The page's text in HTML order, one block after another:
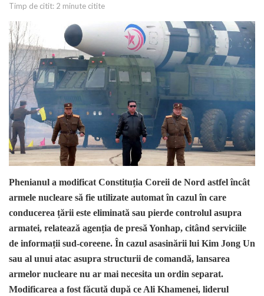
Timp de citit: 2 minute citite
Phenianul a modificat Constituția Coreii de Nord astfel încât
armele nucleare să fie utilizate automat în cazul în care
conducerea țării este eliminată sau pierde controlul asupra
armatei, relatează agenția de presă Yonhap, citând serviciile
de informații sud-coreene. În cazul asasinării lui Kim Jong Un
sau al unui atac asupra structurii de comandă, lansarea
armelor nucleare nu ar mai necesita un ordin separat.
Modificarea a fost făcută după ce Ali Khamenei, liderul